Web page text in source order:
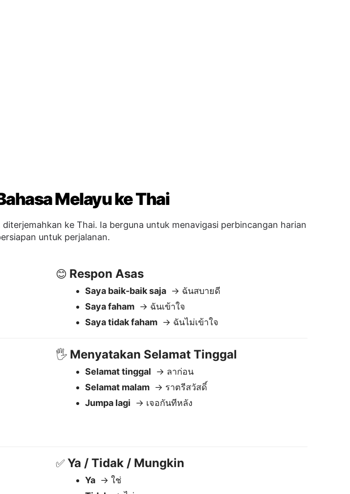
Menyatakan Selamat Tinggal
Selamat tinggal
Ya / Tidak / Mungkin
Tidak→ ไม่
Mungkin→ อาจจะ
terbaik Bahasa Melayu ke Thai